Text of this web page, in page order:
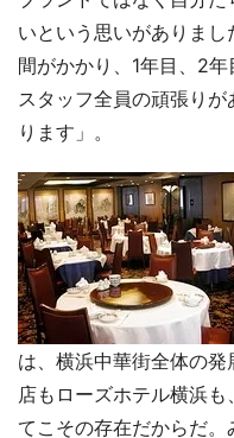
いという思いがありま
間がかかり、1年目、2年
スタッフ全員の頑張り
ります」。
は、横浜中華街全体の
店もローズホテル横浜
てこその存在だからだ